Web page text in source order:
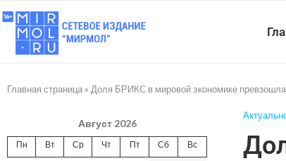
Главная страница » Доля БРИКС в мировой экономике
Август 2026
Пн Вт Ср Чт Пт Сб Вс